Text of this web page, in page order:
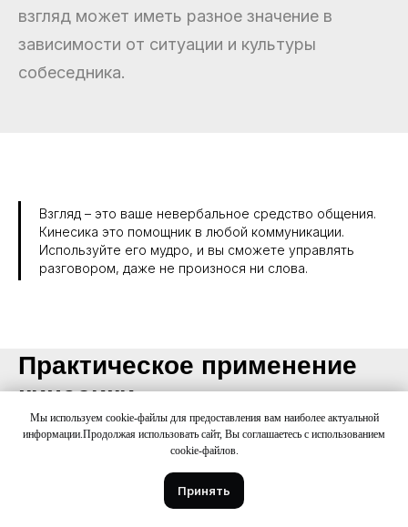
Мы используем cookie-файлы для предоставления вам наиболее актуальной
информации.Продолжая использовать сайт, Вы соглашаетесь с использованием
cookie-файлов.
Принять
взгляд может иметь разное значение в
зависимости от ситуации и культуры
собеседника.
Взгляд – это ваше невербальное средство общения.
Кинесика это помощник в любой коммуникации.
Используйте его мудро, и вы сможете управлять
разговором, даже не произнося ни слова.
Практическое применение
кинесики
Кинесика – это не просто теория, а мощный
инструмент, который можно применять в